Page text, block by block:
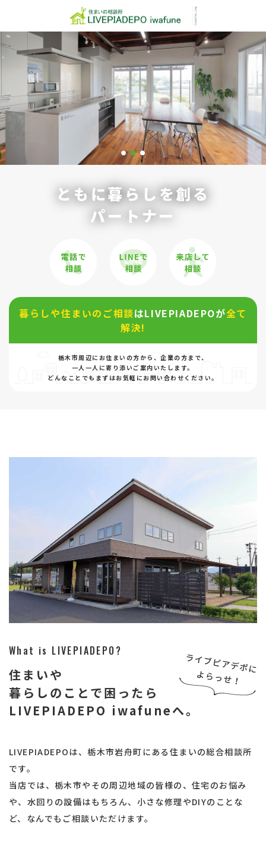
ともに暮らしを創る
パートナー
暮らしや住まいのご相談はLIVEPIADEPOが全て
解決!
栃木市周辺にお住まいの方から、企業の方まで、
一人一人に寄り添いご案内いたします。
どんなことでもまずはお気軽にお問い合わせください。
What is LIVEPIADEPO?
住まいや
暮らしのことで困ったら
LIVEPIADEPO iwafuneへ。
LIVEPIADEPOは、栃木市岩舟町にある住まいの総合相談所
です。
当店では、栃木市やその周辺地域の皆様の、住宅のお悩み
や、水回りの設備はもちろん、小さな修理やDIYのことな
ど、なんでもご相談いただけます。